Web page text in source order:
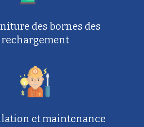
des bornes des
rechargement
et maintenance